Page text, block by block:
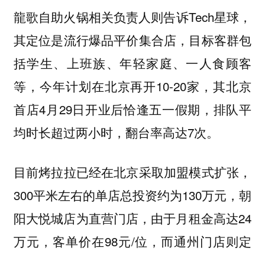
龍歌自助火锅相关负责人则告诉Tech星球，
其定位是流行爆品平价集合店，目标客群包
括学生、上班族、年轻家庭、一人食顾客
等，今年计划在北京再开10-20家，其北京
首店4月29日开业后恰逢五一假期，排队平
均时长超过两小时，翻台率高达7次。
目前烤拉拉已经在北京采取加盟模式扩张，
300平米左右的单店总投资约为130万元，朝
阳大悦城店为直营门店，由于月租金高达24
万元，客单价在98元/位，而通州门店则定